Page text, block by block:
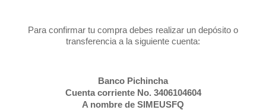
Para confirmar tu compra debes realizar un depósito o
transferencia a la siguiente cuenta:
Banco Pichincha
Cuenta corriente No. 3406104604
A nombre de SIMEUSFQ